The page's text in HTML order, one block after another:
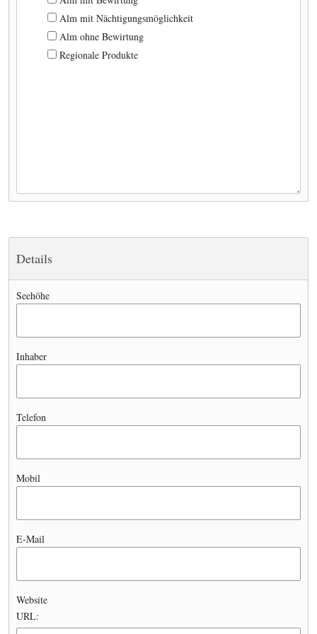
Alm mit Nächtigungsmöglichkeit
Alm ohne Bewirtung
Regionale Produkte
Details
Seehöhe
Inhaber
Telefon
Mobil
E-Mail
Website
URL: